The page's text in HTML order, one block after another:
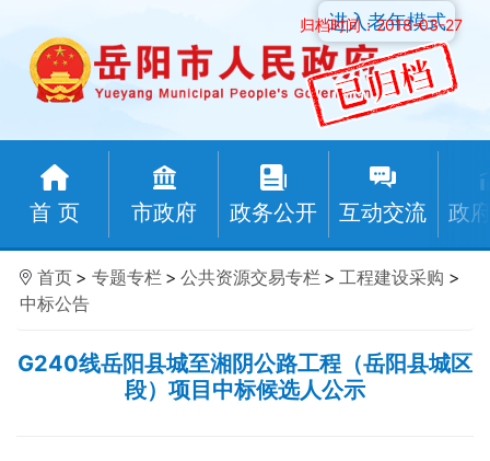
归档时间：2018-03-27
首 页 市政府 政务公开 互动交流 政
进入老年模式
首页 > 专题专栏 > 公共资源交易专栏 > 工程建设采购 >
中标公告
G240线岳阳县城至湘阴公路工程（岳阳县城区
段）项目中标候选人公示